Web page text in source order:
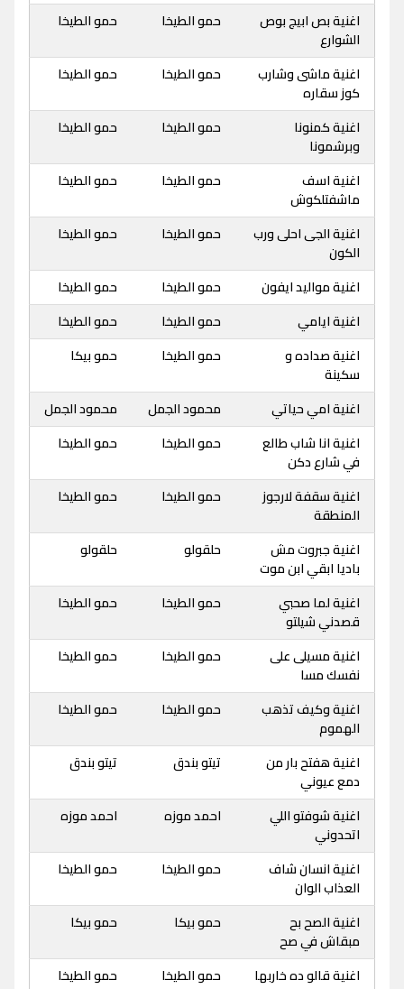
اغنية بص ابيج بوص
الشوارع
حمو الطيخا حمو الطيخا
اغنية ماشى وشارب
كوز سقاره
حمو الطيخا حمو الطيخا
اغنية كمنونا
وبرشمونا
حمو الطيخا حمو الطيخا
اغنية اسف
ماشفتلكوش
حمو الطيخا حمو الطيخا
اغنية الجى احلى ورب
الكون
حمو الطيخا حمو الطيخا
اغنية مواليد ايفون حمو الطيخا
حمو الطيخا
اغنية ايامي
حمو الطيخا
حمو الطيخا
اغنية صداده و
سكينة
حمو الطيخا حمو بيكا
اغنية امي حياتي محمود الجمل
محمود الجمل
اغنية انا شاب طالع
في شارع دكن
حمو الطيخا حمو الطيخا
اغنية سقفة لارجوز
المنطقة
حمو الطيخا حمو الطيخا
اغنية جبروت مش
باديا ابقي ابن موت
حلقولو حلقولو
اغنية لما صحبي
قصدني شيلتو
حمو الطيخا حمو الطيخا
اغنية مسيلى على
نفسك مسا
حمو الطيخا حمو الطيخا
اغنية وكيف تذهب
الهموم
حمو الطيخا حمو الطيخا
اغنية هفتح بار من
دمع عيوني
تيتو بندق تيتو بندق
اغنية شوفتو اللي
اتحدوني
احمد موزه احمد موزه
اغنية انسان شاف
العذاب الوان
حمو الطيخا حمو الطيخا
اغنية الصح بح
مبقاش في صح
حمو بيكا حمو بيكا
اغنية قالو ده خاربها حمو الطيخا
حمو الطيخا